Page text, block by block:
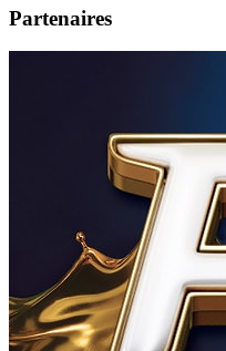
Partenaires